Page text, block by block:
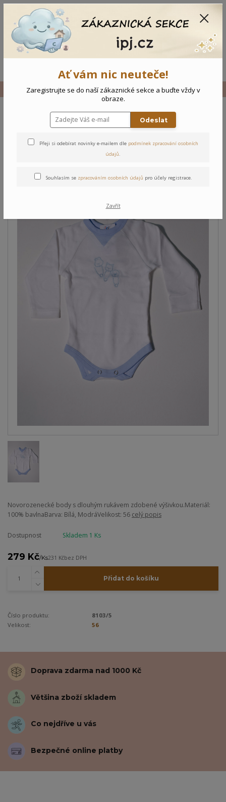
Vše Novorozenecké body Zvířátka
Novorozenecké body
Zvířátka
Novorozenecké body s dlouhým rukávem zdobené výšivkou.Materiál:
100% bavlnaBarva: Bílá, ModráVelikost: 56 celý popis
Dostupnost Skladem 1 Ks
279 Kč/Ks231 Kčbez DPH
Přidat do košíku
Číslo produktu:
8103/5
Velikost:
56
Doprava zdarma nad 1000 Kč
Většina zboží skladem
Co nejdříve u vás
Bezpečné online platby
Ať vám nic neuteče!
Zaregistrujte se do naší zákaznické sekce a buďte vždy v
obraze.
Odeslat
Přeji si odebírat novinky e-mailem dle podmínek zpracování osobních
údajů.
Souhlasím se zpracováním osobních údajů pro účely registrace.
Zavřít